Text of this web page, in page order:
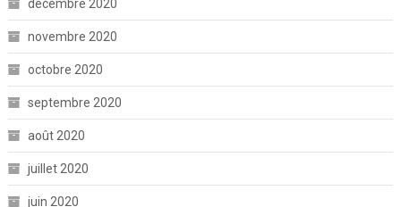
décembre 2020
novembre 2020
octobre 2020
septembre 2020
août 2020
juillet 2020
juin 2020